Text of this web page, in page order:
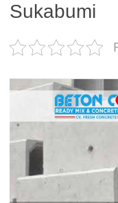
Sukabumi